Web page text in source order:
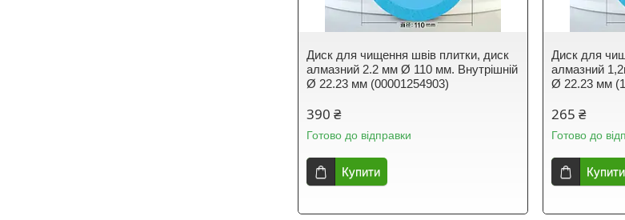
Диск для чищення швів плитки, диск
алмазний 2.2 мм Ø 110 мм. Внутрішній
Ø 22.23 мм (00001254903)
390 ₴
Готово до відправки
Купити
Диск для
алмазний
Ø 22.23 мм
265 ₴
Готово до
Купити